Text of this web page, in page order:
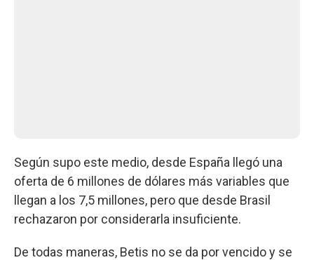
Según supo este medio, desde España llegó una
oferta de 6 millones de dólares más variables que
llegan a los 7,5 millones, pero que desde Brasil
rechazaron por considerarla insuficiente.
De todas maneras, Betis no se da por vencido y se